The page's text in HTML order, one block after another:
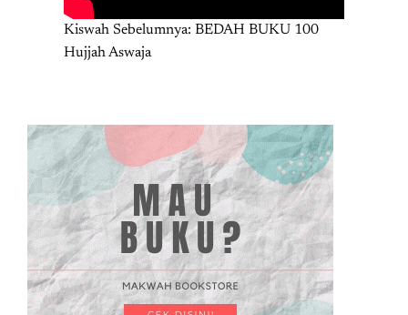
Kiswah Sebelumnya: BEDAH BUKU 100
Hujjah Aswaja